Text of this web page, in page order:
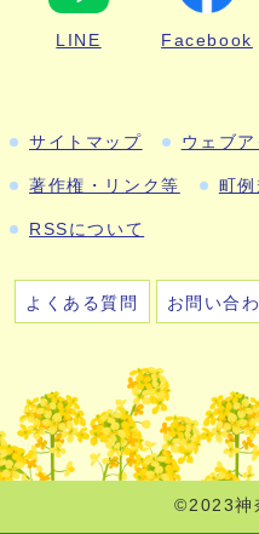
LINE Facebook
サイトマップ ウェブ
著作権・リンク等 町
RSSについて
よくある質問 お問い合
©2023神